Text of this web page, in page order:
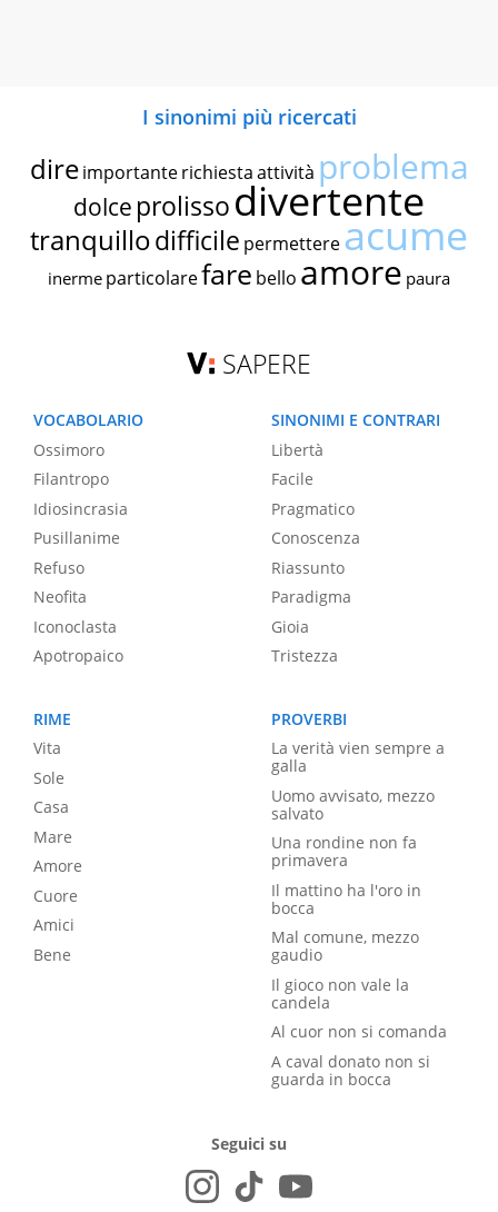
I sinonimi più ricercati
dire importante richiestaattività problema
dolce prolissodivertente
tranquillodifficile permettereacume
inerme particolarefare bello amore paura
SAPERE
VOCABOLARIO
Ossimoro
Filantropo
Idiosincrasia
Pusillanime
Refuso
Neofita
Iconoclasta
Apotropaico
SINONIMI E CONTRARI
Libertà
Facile
Pragmatico
Conoscenza
Riassunto
Paradigma
Gioia
Tristezza
RIME
Vita
Sole
Casa
Mare
Amore
Cuore
Amici
Bene
PROVERBI
La verità vien sempre a
galla
Uomo avvisato, mezzo
salvato
Una rondine non fa
primavera
Il mattino ha l'oro in
bocca
Mal comune, mezzo
gaudio
Il gioco non vale la
candela
Al cuor non si comanda
A caval donato non si
guarda in bocca
Seguici su